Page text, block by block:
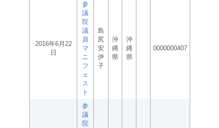
2016年6月22
日
参
議
院
議
員
マ
ニ
フ
ェ
ス
ト
島
尻
安
伊
子
沖
縄
県
沖
縄
県
0000000407
参
議
院